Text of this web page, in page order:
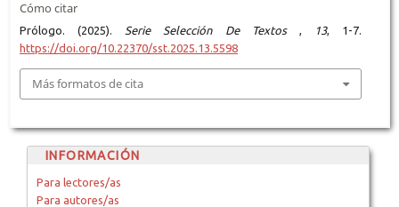
Cómo citar
Prólogo. (2025). Serie Selección De Textos , 13, 1-7.
https://doi.org/10.22370/sst.2025.13.5598
Más formatos de cita
INFORMACIÓN
Para lectores/as
Para autores/as